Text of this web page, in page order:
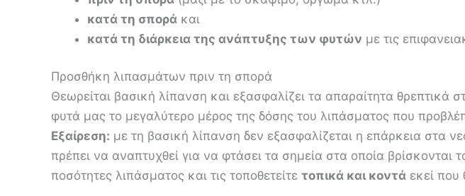
κατά τη σπορά και
κατά τη διάρκεια της ανάπτυξης των φυτών με τις
Προσθήκη λιπασμάτων πριν τη σπορά
Θεωρείται βασική λίπανση και εξασφαλίζει τα απαραίτητα θρεπτικά
φυτά μας το μεγαλύτερο μέρος της δόσης του λιπάσματος που
Εξαίρεση: με τη βασική λίπανση δεν εξασφαλίζεται η επάρκεια στα
πρέπει να αναπτυχθεί για να φτάσει τα σημεία στα οποία
ποσότητες λιπάσματος και τις τοποθετείτε τοπικά και κοντά εκεί